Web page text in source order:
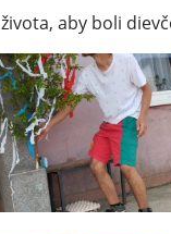
aby boli